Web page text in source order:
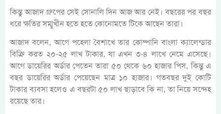
কিন্তু আজাদ গ্রুপের সেই সোনালি দিন আজ আর নেই। বছরের পর বছর
ধরে ক্ষতির সম্মুখীন হতে হতে কোনোমতে টিকে আছেন তারা।
আজাদ বলেন, আগে পহেলা বৈশাখে তার কোম্পানি বাংলা ক্যালেন্ডার
বিক্রি করত ২০-২৫ লাখ টাকার, যা এখন ৩-৪ লাখে নেমে এসেছে।
আগে ডায়েরির অর্ডার পেতেন তারা ৫০ থেকে ৬০ হাজার পিস, কিন্তু এ
বছর ডায়েরির অর্ডার পেয়েছেন মাত্র ১০ হাজার। গতবছর দুই কোটি
টাকার ব্যবসা হলেও এ বছরটা ৫০ লাখ ছাড়াবে কি না, তা নিয়ে সন্দেহ
রয়েছে তার।